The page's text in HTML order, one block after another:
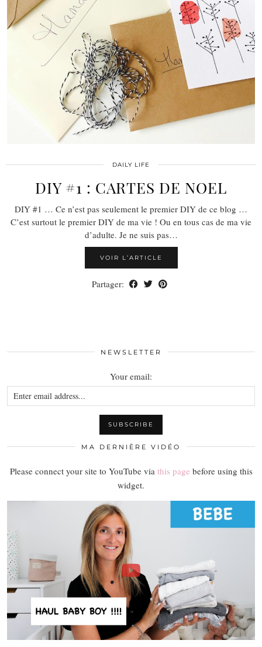
DAILY LIFE
DIY #1 : CARTES DE NOEL
DIY #1 … Ce n’est pas seulement le premier DIY de ce blog …
C’est surtout le premier DIY de ma vie ! Ou en tous cas de ma vie
d’adulte. Je ne suis pas…
VOIR L’ARTICLE
Partager:
NEWSLETTER
Your email:
MA DERNIÈRE VIDÉO
Please connect your site to YouTube via this page before using this
widget.